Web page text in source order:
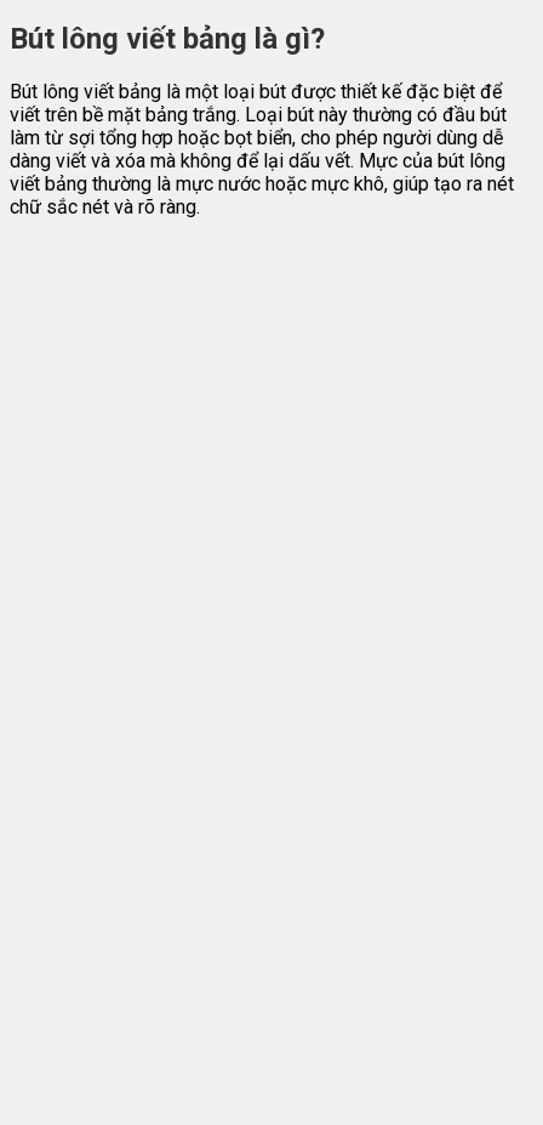
Bút lông viết bảng là gì?
Bút lông viết bảng là một loại bút được thiết kế đặc biệt để
viết trên bề mặt bảng trắng. Loại bút này thường có đầu bút
làm từ sợi tổng hợp hoặc bọt biển, cho phép người dùng dễ
dàng viết và xóa mà không để lại dấu vết. Mực của bút lông
viết bảng thường là mực nước hoặc mực khô, giúp tạo ra nét
chữ sắc nét và rõ ràng.